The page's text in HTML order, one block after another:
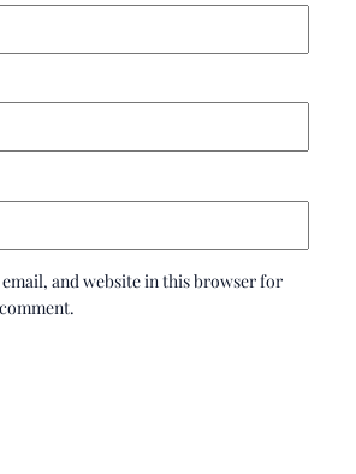
email, and website in this browser for